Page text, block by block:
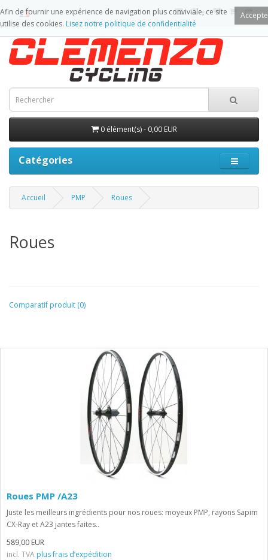
0 élément(s) - 0,00 EUR
Catégories
Accueil PMP Roues
Roues
Comparatif produit (0)
Roues PMP /A23
Juste les meilleurs ingrédients pour nos roues: moyeux PMP, rayons Sapim
CX-Ray et A23 jantes faites..
589,00 EUR
incl. TVA plus frais d’expédition
Afin de fournir une expérience de navigation plus conviviale, ce site
utilise des cookies. Lisez notre politique de confidentialité